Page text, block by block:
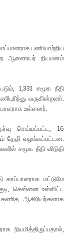
பணியாற்றிய
ஆணையர் நியமனம்
1,331 சமூக நீதி
வருகின்றனர்.
உள்ளனர்.
செய்யப்பட்ட, 16
தேதி வழங்கப்பட்டன.
சமூக நீதி விடுதி
மட்டுமே
சென்னை உள்ளிட்ட
ஆசிரியர்களாக
நியமித்திருப்பதால்,